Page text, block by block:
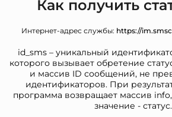
Как получить
Интернет-адрес службы: https://
id_sms – уникальный
которого вызывает обретение
и массив ID сообщений, не
идентификаторов. При
программа возвращает массив
значение - статус.